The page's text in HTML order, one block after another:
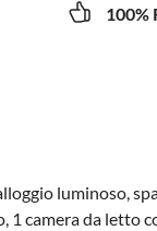
100%
luminoso,
1 camera da letto